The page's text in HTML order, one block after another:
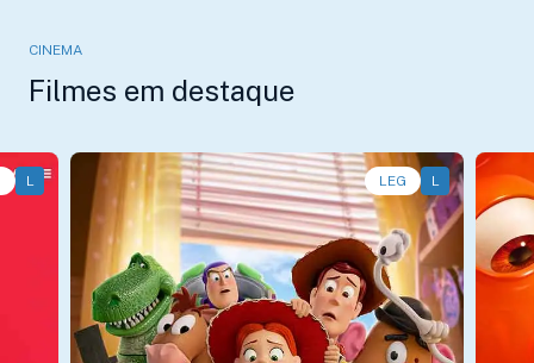
CINEMA
Filmes em destaque
L LEG L
Animação, Aventura, Comédia • • 1h40